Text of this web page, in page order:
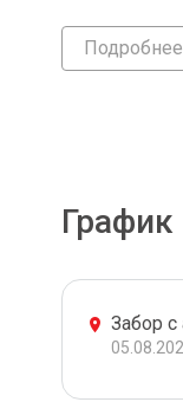
Подробнее
Забор с